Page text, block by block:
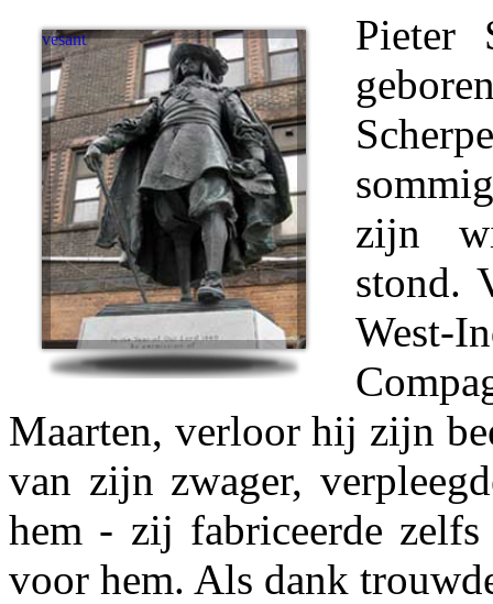
Pieter
zijn
stond.
West-
Maarten, verloor hij zijn
van zijn zwager,
hem - zij fabriceerde zelfs
voor hem. Als dank